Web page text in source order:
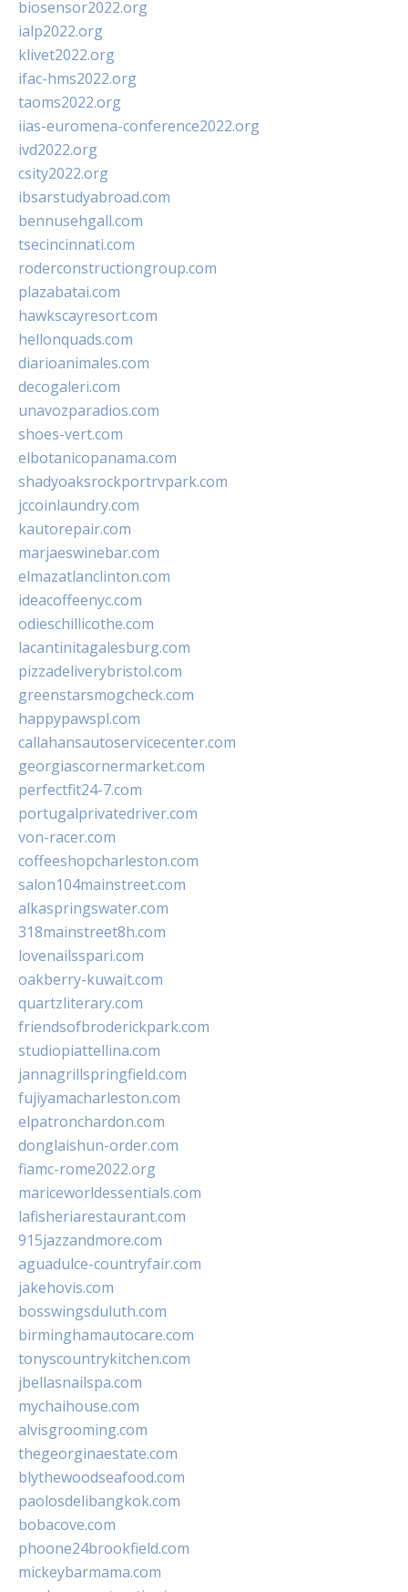
biosensor2022.org
ialp2022.org
klivet2022.org
ifac-hms2022.org
taoms2022.org
iias-euromena-conference2022.org
ivd2022.org
csity2022.org
ibsarstudyabroad.com
bennusehgall.com
tsecincinnati.com
roderconstructiongroup.com
plazabatai.com
hawkscayresort.com
hellonquads.com
diarioanimales.com
decogaleri.com
unavozparadios.com
shoes-vert.com
elbotanicopanama.com
shadyoaksrockportrvpark.com
jccoinlaundry.com
kautorepair.com
marjaeswinebar.com
elmazatlanclinton.com
ideacoffeenyc.com
odieschillicothe.com
lacantinitagalesburg.com
pizzadeliverybristol.com
greenstarsmogcheck.com
happypawspl.com
callahansautoservicecenter.com
georgiascornermarket.com
perfectfit24-7.com
portugalprivatedriver.com
von-racer.com
coffeeshopcharleston.com
salon104mainstreet.com
alkaspringswater.com
318mainstreet8h.com
lovenailsspari.com
oakberry-kuwait.com
quartzliterary.com
friendsofbroderickpark.com
studiopiattellina.com
jannagrillspringfield.com
fujiyamacharleston.com
elpatronchardon.com
donglaishun-order.com
fiamc-rome2022.org
mariceworldessentials.com
lafisheriarestaurant.com
915jazzandmore.com
aguadulce-countryfair.com
jakehovis.com
bosswingsduluth.com
birminghamautocare.com
tonyscountrykitchen.com
jbellasnailspa.com
mychaihouse.com
alvisgrooming.com
thegeorginaestate.com
blythewoodseafood.com
paolosdelibangkok.com
bobacove.com
phoone24brookfield.com
mickeybarmama.com